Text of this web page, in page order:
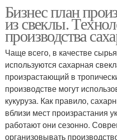
Бизнес план
из свеклы.
производства
Чаще всего, в качестве
используются сахарная
произрастающий в
производстве могут
кукуруза. Как правило,
вблизи мест произрастания
работают они сезонно.
организовывать